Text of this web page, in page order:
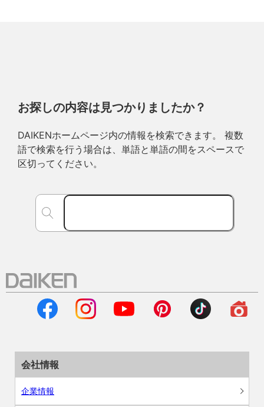
お探しの内容は見つかりましたか？
DAIKENホームページ内の情報を検索できます。 複数
語で検索を行う場合は、単語と単語の間をスペースで
区切ってください。
会社情報
企業情報